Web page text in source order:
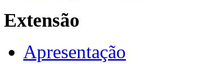
Extensão
Apresentação